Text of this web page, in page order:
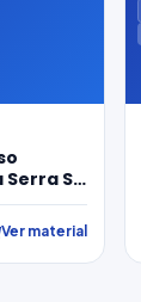
SP
Ver material